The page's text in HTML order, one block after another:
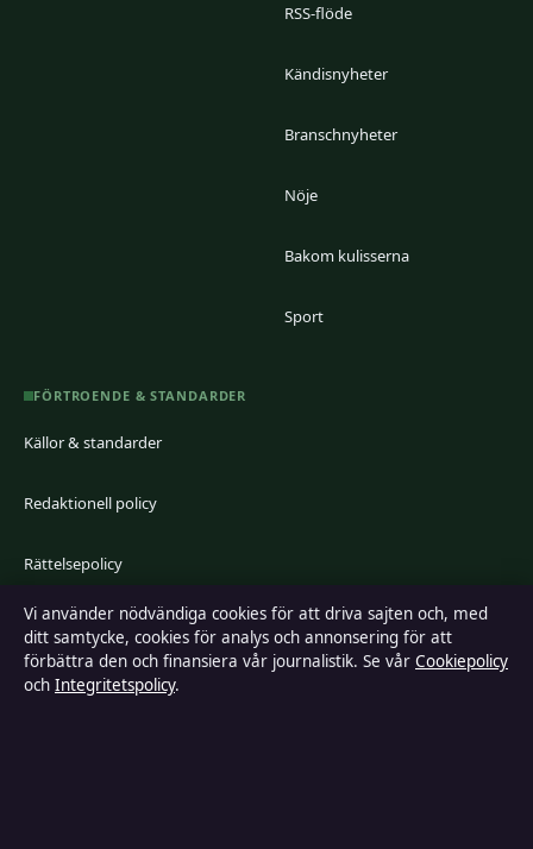
RSS-flöde
Kändisnyheter
Branschnyheter
Nöje
Bakom kulisserna
Sport
FÖRTROENDE & STANDARDER
Källor & standarder
Redaktionell policy
Rättelsepolicy
Faktagranskningspolicy
Ägande & finansiering
Vi använder nödvändiga cookies för att driva sajten och, med
ditt samtycke, cookies för analys och annonsering för att
förbättra den och finansiera vår journalistik. Se vår Cookiepolicy
och Integritetspolicy.